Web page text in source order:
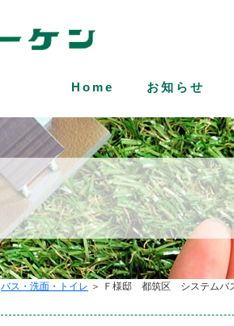
Home お知らせ
バス・洗面・トイレ ＞ Ｆ様邸 都筑区 システムバ